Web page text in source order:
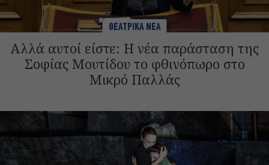
ΘΕΑΤΡΙΚΑ ΝΕΑ
Αλλά αυτοί είστε: Η νέα παράσταση της
Σοφίας Μουτίδου το φθινόπωρο στο
Μικρό Παλλάς